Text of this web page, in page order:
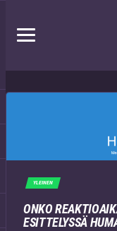
YLEINEN
ONKO
ESITTELYSSÄ